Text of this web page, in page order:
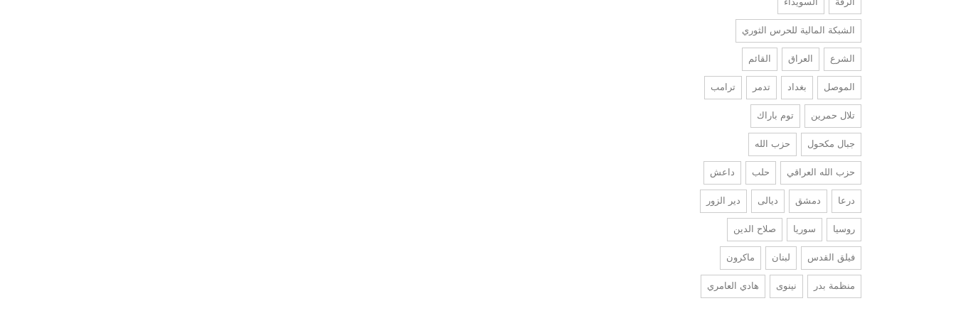
الشبكة المالية للحرس الثوري
الشرع العراق القائم
الموصل بغداد تدمر ترامب
تلال حمرين توم باراك
جبال مكحول حزب الله
حزب الله العراقي حلب داعش
درعا دمشق ديالى دير الزور
روسيا سوريا صلاح الدين
فيلق القدس لبنان ماكرون
منظمة بدر نينوى هادي العامري